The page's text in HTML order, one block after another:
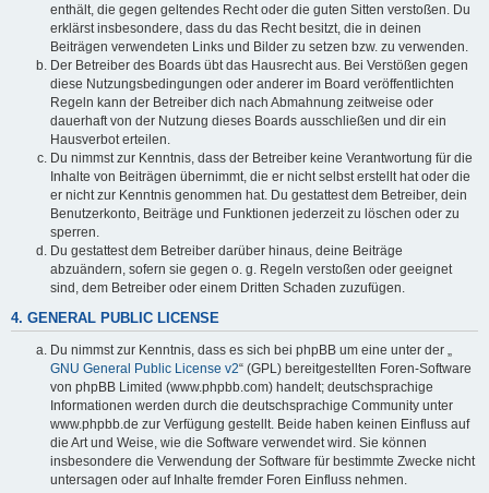
enthält, die gegen geltendes Recht oder die guten Sitten verstoßen. Du
erklärst insbesondere, dass du das Recht besitzt, die in deinen
Beiträgen verwendeten Links und Bilder zu setzen bzw. zu verwenden.
Der Betreiber des Boards übt das Hausrecht aus. Bei Verstößen gegen
diese Nutzungsbedingungen oder anderer im Board veröffentlichten
Regeln kann der Betreiber dich nach Abmahnung zeitweise oder
dauerhaft von der Nutzung dieses Boards ausschließen und dir ein
Hausverbot erteilen.
Du nimmst zur Kenntnis, dass der Betreiber keine Verantwortung für die
Inhalte von Beiträgen übernimmt, die er nicht selbst erstellt hat oder die
er nicht zur Kenntnis genommen hat. Du gestattest dem Betreiber, dein
Benutzerkonto, Beiträge und Funktionen jederzeit zu löschen oder zu
sperren.
Du gestattest dem Betreiber darüber hinaus, deine Beiträge
abzuändern, sofern sie gegen o. g. Regeln verstoßen oder geeignet
sind, dem Betreiber oder einem Dritten Schaden zuzufügen.
4. GENERAL PUBLIC LICENSE
Du nimmst zur Kenntnis, dass es sich bei phpBB um eine unter der „
GNU General Public License v2“ (GPL) bereitgestellten Foren-Software
von phpBB Limited (www.phpbb.com) handelt; deutschsprachige
Informationen werden durch die deutschsprachige Community unter
www.phpbb.de zur Verfügung gestellt. Beide haben keinen Einfluss auf
die Art und Weise, wie die Software verwendet wird. Sie können
insbesondere die Verwendung der Software für bestimmte Zwecke nicht
untersagen oder auf Inhalte fremder Foren Einfluss nehmen.